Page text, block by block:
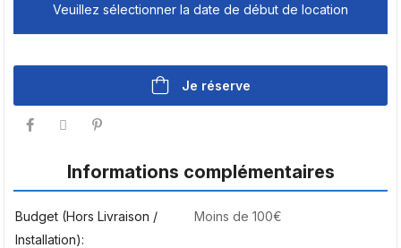
Veuillez sélectionner la date de début de location
Je réserve
Informations complémentaires
Budget (hors Livraison /
Installation)
Moins de 100€